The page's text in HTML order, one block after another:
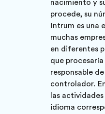
nacimiento y
procede, su
Intrum es una
muchas
en diferentes
que
responsable
controlador.
las
idioma